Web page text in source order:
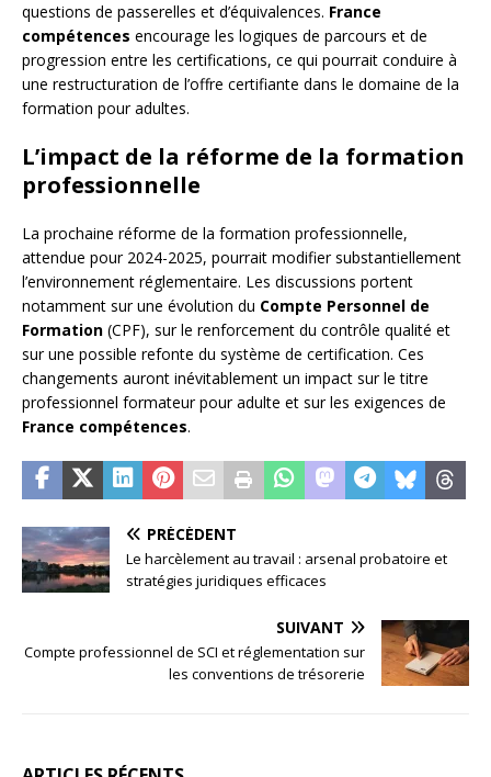
questions de passerelles et d’équivalences. France
compétences encourage les logiques de parcours et de
progression entre les certifications, ce qui pourrait conduire à
une restructuration de l’offre certifiante dans le domaine de la
formation pour adultes.
L’impact de la réforme de la formation
professionnelle
La prochaine réforme de la formation professionnelle,
attendue pour 2024-2025, pourrait modifier substantiellement
l’environnement réglementaire. Les discussions portent
notamment sur une évolution du Compte Personnel de
Formation (CPF), sur le renforcement du contrôle qualité et
sur une possible refonte du système de certification. Ces
changements auront inévitablement un impact sur le titre
professionnel formateur pour adulte et sur les exigences de
France compétences.
PRÉCÉDENT
Le harcèlement au travail : arsenal probatoire et
stratégies juridiques efficaces
SUIVANT
Compte professionnel de SCI et réglementation sur
les conventions de trésorerie